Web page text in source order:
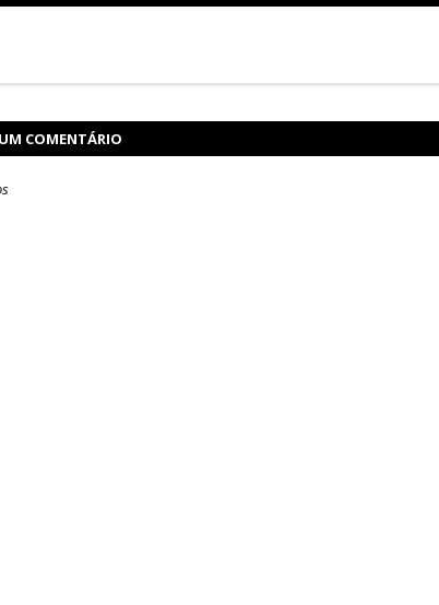
COMENTÁRIO